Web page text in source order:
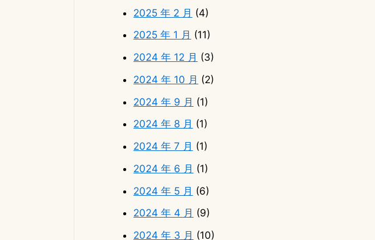
2025 年 2 月 (4)
2025 年 1 月 (11)
2024 年 12 月 (3)
2024 年 10 月 (2)
2024 年 9 月 (1)
2024 年 8 月 (1)
2024 年 7 月 (1)
2024 年 6 月 (1)
2024 年 5 月 (6)
2024 年 4 月 (9)
2024 年 3 月 (10)